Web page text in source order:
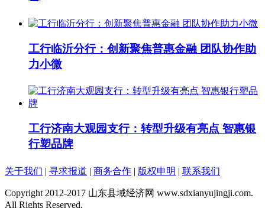
工行临沂分行：创新聚焦普惠金融 团队协作助
力小微
工行济南大观园支行：转型升级有亮点 智惠银
行塑品牌
关于我们 | 寻求报道 | 商务合作 | 版权申明 | 联系我们
Copyright 2012-2017 山东县域经济网 www.sdxianyujingji.com.
All Rights Reserved.